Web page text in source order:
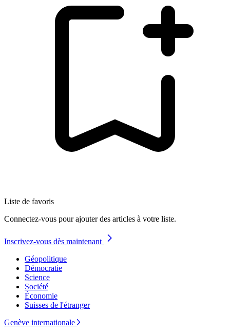
Liste de favoris
Connectez-vous pour ajouter des articles à votre liste.
Inscrivez-vous dès maintenant
Géopolitique
Démocratie
Science
Société
Économie
Suisses de l'étranger
Genève internationale